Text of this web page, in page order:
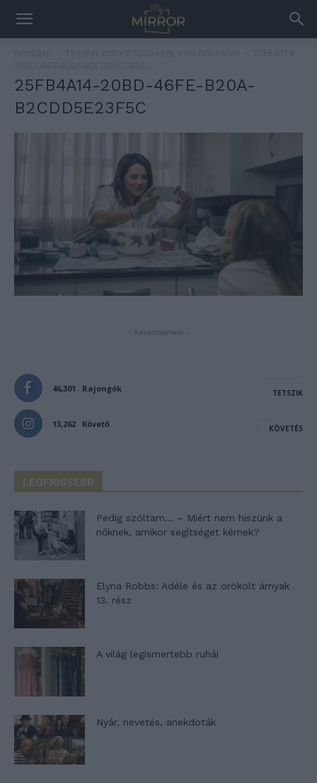
25FB4A14-20BD-46FE-B20A-
B2CDD5E23F5C
- Advertisement -
46,301 Rajongók TETSZIK
13,262 Követő KÖVETÉS
LEGFRISSEBB
Pedig szóltam… – Miért nem hiszünk a
nőknek, amikor segítséget kérnek?
Elyna Robbs: Adéle és az örökölt árnyak
13. rész
A világ legismertebb ruhái
Nyár, nevetés, anekdoták